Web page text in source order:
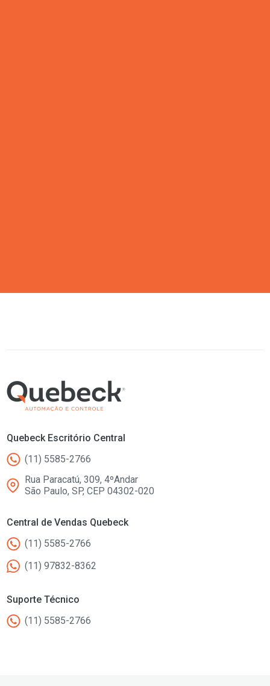
Quebeck Escritório Central
(11) 5585-2766
Rua Paracatú, 309, 4ºAndar
São Paulo, SP, CEP 04302-020
Central de Vendas Quebeck
(11) 5585-2766
(11) 97832-8362
Suporte Técnico
(11) 5585-2766